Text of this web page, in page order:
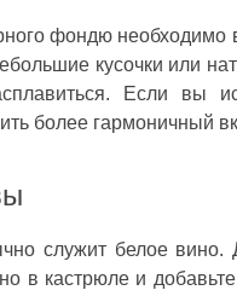
фондю необходимо
кусочки или
Если вы
более гармоничный
служит белое вино.
в кастрюле и